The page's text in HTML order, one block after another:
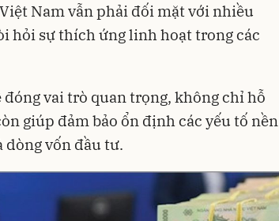
Nam vẫn phải đối mặt với nhiều
hỏi sự thích ứng linh hoạt trong các
vai trò quan trọng, không chỉ hỗ
giúp đảm bảo ổn định các yếu tố nền
dòng vốn đầu tư.